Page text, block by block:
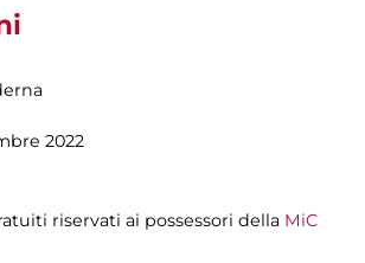
2022
riservati ai possessori della MiC